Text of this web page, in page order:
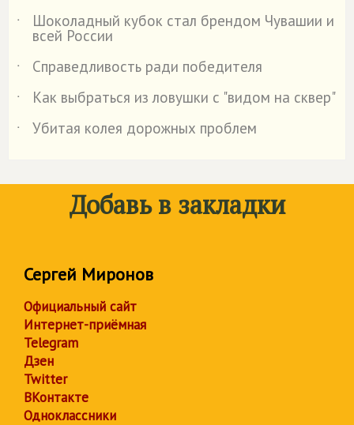
˙
Шоколадный кубок стал брендом Чувашии и
всей России
˙
Справедливость ради победителя
˙
Как выбраться из ловушки с "видом на сквер"
˙
Убитая колея дорожных проблем
Добавь в закладки
Сергей Миронов
Официальный сайт
Интернет-приёмная
Telegram
Дзен
Twitter
ВКонтакте
Одноклассники